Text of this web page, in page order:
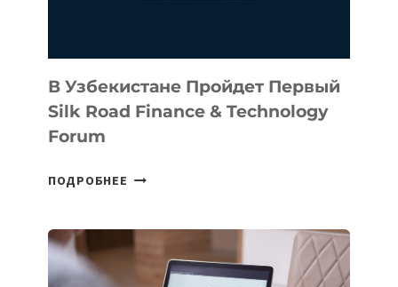
В Узбекистане Пройдет Первый
Silk Road Finance & Technology
Forum
ПОДРОБНЕЕ